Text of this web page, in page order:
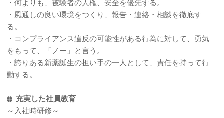
・何よりも、被験者の人権、安全を優先する。
・風通しの良い環境をつくり、報告・連絡・相談を徹底す
る。
・コンプライアンス違反の可能性がある行為に対して、勇気
をもって、「ノー」と言う。
・誇りある新薬誕生の担い手の一人として、責任を持って行
動する。
充実した社員教育
～入社時研修～